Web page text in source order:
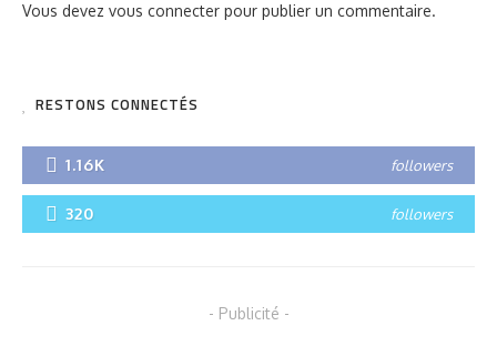
Vous devez vous connecter pour publier un commentaire.
RESTONS CONNECTÉS
1.16K followers
320 followers
- Publicité -